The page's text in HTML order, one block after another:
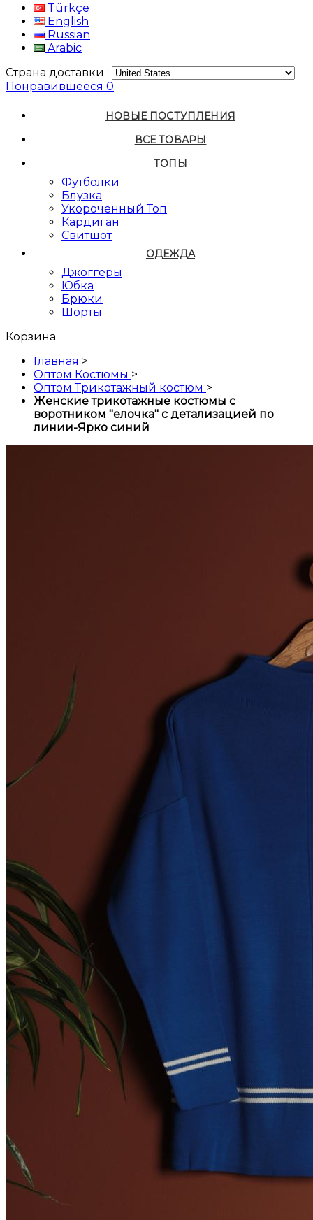
Türkçe
English
Russian
Arabic
Страна доставки :
Понравившееся 0
НОВЫЕ ПОСТУПЛЕНИЯ
ВСЕ ТОВАРЫ
ТОПЫ
Футболки
Блузка
Укороченный Топ
Кардиган
Свитшот
ОДЕЖДА
Джоггеры
Юбка
Брюки
Шорты
Корзина
Главная >
Оптом Костюмы >
Оптом Трикотажный костюм >
Женские трикотажные костюмы с
воротником "елочка" с детализацией по
линии-Ярко синий